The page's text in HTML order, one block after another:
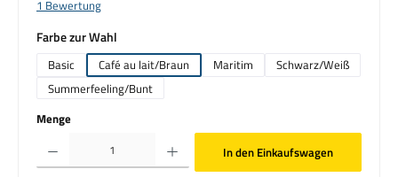
Durchschnittliche Bewertung von 5 von 5 Sternen
1 Bewertung
Farbe zur Wahl
Basic Café au lait/Braun Maritim
Schwarz/Weiß
Summerfeeling/Bunt
Menge
Produkt Anzahl: Gib den gewünschten Wert ein oder benutze die Schaltflächen um die Anzahl zu
In den Einkaufswagen